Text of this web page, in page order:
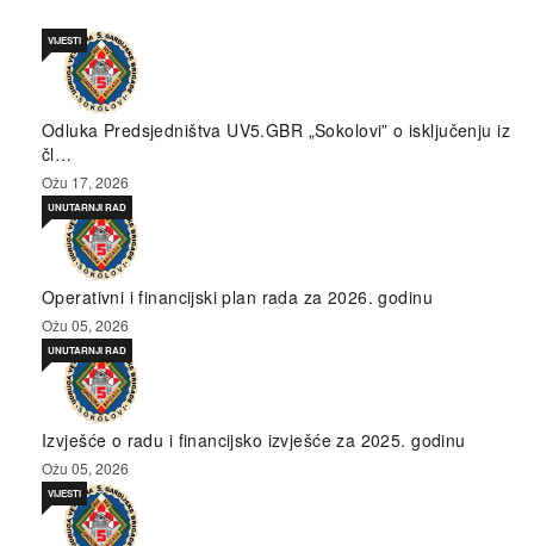
Odluka Predsjedništva UV5.GBR „Sokolovi” o isključenju iz
čl…
VIJESTI
Ožu 17, 2026
Operativni i financijski plan rada za 2026. godinu
UNUTARNJI RAD
Ožu 05, 2026
Izvješće o radu i financijsko izvješće za 2025. godinu
UNUTARNJI RAD
Ožu 05, 2026
VIJESTI